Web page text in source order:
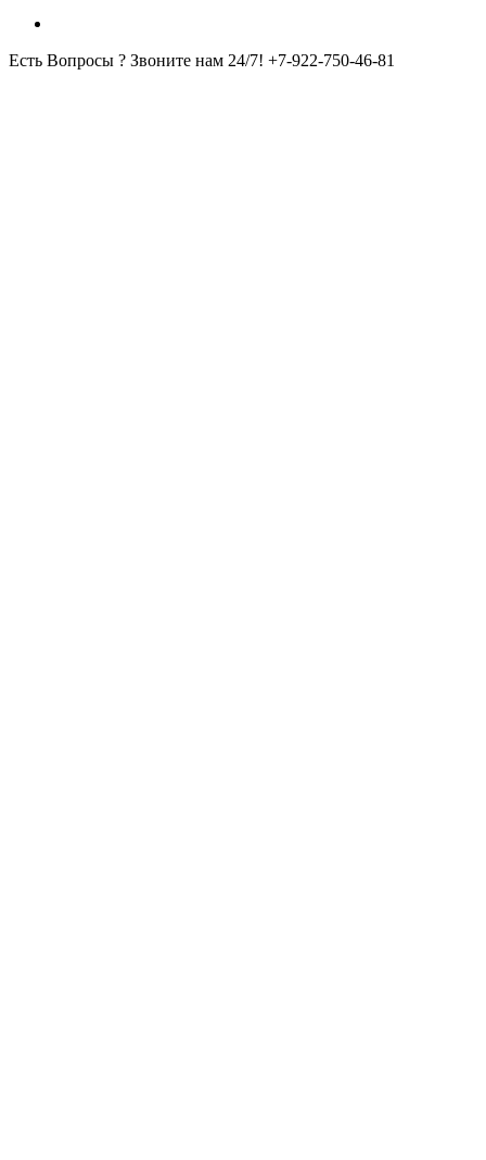
Есть Вопросы ? Звоните нам 24/7! +7-922-750-46-81